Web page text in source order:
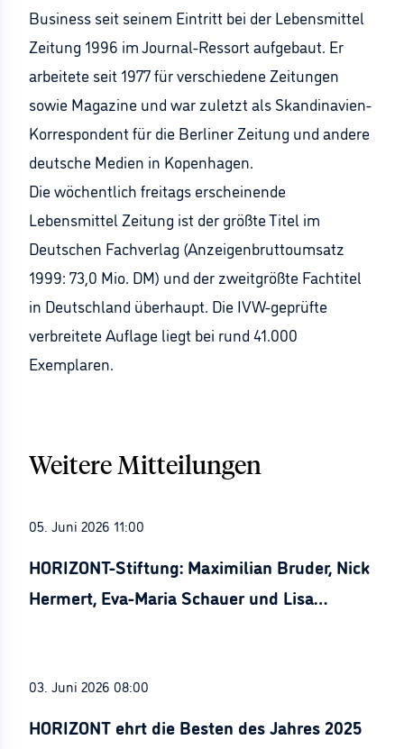
Business seit seinem Eintritt bei der Lebensmittel
Zeitung 1996 im Journal-Ressort aufgebaut. Er
arbeitete seit 1977 für verschiedene Zeitungen
sowie Magazine und war zuletzt als Skandinavien-
Korrespondent für die Berliner Zeitung und andere
deutsche Medien in Kopenhagen.
Die wöchentlich freitags erscheinende
Lebensmittel Zeitung ist der größte Titel im
Deutschen Fachverlag (Anzeigenbruttoumsatz
1999: 73,0 Mio. DM) und der zweitgrößte Fachtitel
in Deutschland überhaupt. Die IVW-geprüfte
verbreitete Auflage liegt bei rund 41.000
Exemplaren.
Weitere Mitteilungen
05. Juni 2026 11:00
HORIZONT-Stiftung: Maximilian Bruder, Nick
Hermert, Eva-Maria Schauer und Lisa
03. Juni 2026 08:00
HORIZONT ehrt die Besten des Jahres 2025